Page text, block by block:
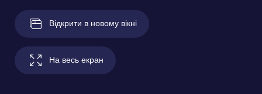
Відкрити в новому вікні
На весь екран